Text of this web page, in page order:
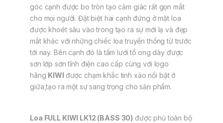
góc cạnh được bo tròn tạo cảm giác rất gọn mắt
cho mọi người. Đặt biệt hai cạnh đứng ở mặt loa
được khoét sâu vào trong tạo ra sự mới lạ và đẹp
mắt khác với những chiếc loa truyền thống từ trước
tới nay. Bên cạnh đó là tấm lưới tổ ong dày được
sơn lớp sơn tĩnh điện cao cấp cùng với logo
hãng KIWI được chạm khắc tinh xảo nổi bật ở
giữa,tạo ra một sự sang trọng cho sản phẩm.
Loa FULL KIWI LK12 (BASS 30) được phủ toàn bộ